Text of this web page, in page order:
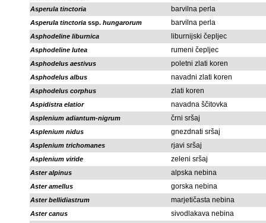
Asperula tinctoria barvilna perla
Asperula tinctoria ssp. hungarorum barvilna perla
Asphodeline liburnica liburnijski čepljec
Asphodeline lutea rumeni čepljec
Asphodelus aestivus poletni zlati koren
Asphodelus albus navadni zlati koren
Asphodelus corphus zlati koren
Aspidistra elatior navadna ščitovka
Asplenium adiantum-nigrum črni sršaj
Asplenium nidus gnezdnati sršaj
Asplenium trichomanes rjavi sršaj
Asplenium viride zeleni sršaj
Aster alpinus alpska nebina
Aster amellus gorska nebina
Aster bellidiastrum marjetičasta nebina
Aster canus sivodlakava nebina